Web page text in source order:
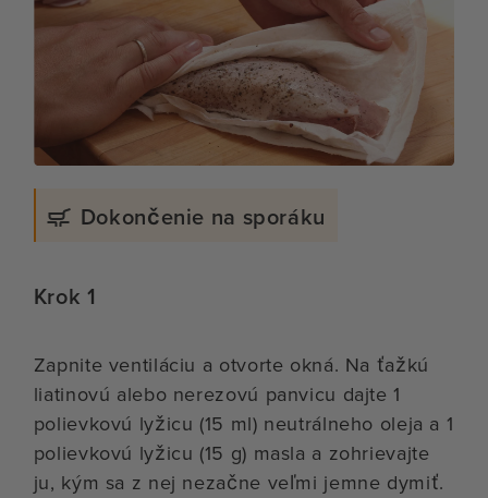
Dokončenie na sporáku
Krok 1
Zapnite ventiláciu a otvorte okná. Na ťažkú
liatinovú alebo nerezovú panvicu dajte 1
polievkovú lyžicu (15 ml) neutrálneho oleja a 1
polievkovú lyžicu (15 g) masla a zohrievajte
ju, kým sa z nej nezačne veľmi jemne dymiť.